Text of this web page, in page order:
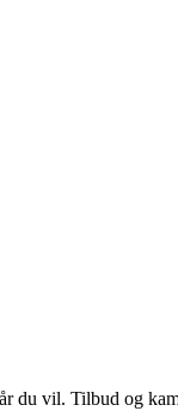
du vil. Tilbud og